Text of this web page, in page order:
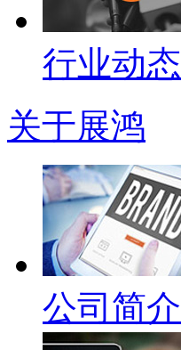
行业动态
关于展鸿
公司简介